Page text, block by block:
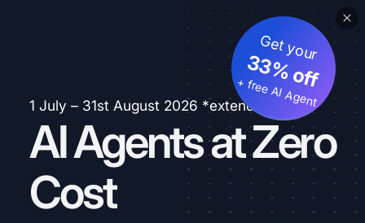
1 July – 31st August 2026 *extended
AI Agents at Zero
Cost
Get your
33% off
+ free AI Agent